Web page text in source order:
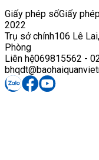
Giấy phép sốGiấy
2022
Trụ sở chính106 Lê
Phòng
Liên hệ069815562 -